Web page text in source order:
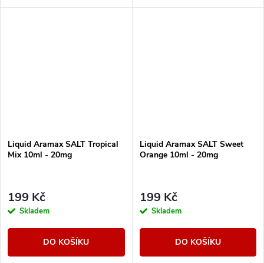
Liquid Aramax SALT Tropical
Mix 10ml - 20mg
199 Kč
Skladem
DO KOŠÍKU
Liquid Aramax SALT Sweet
Orange 10ml - 20mg
199 Kč
Skladem
DO KOŠÍKU